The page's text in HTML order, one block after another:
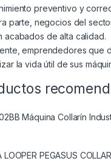
preventivo y
parte, negocios del
acabados de alta calidad.
emprendedores que
la vida útil de sus
Máquina Collarín
LOOPER PEGASUS